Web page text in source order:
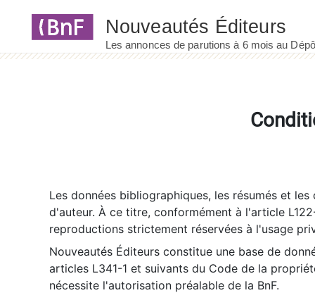
Les données bibliographiques, les résumés et
d'auteur. À ce titre, conformément à l'article
reproductions strictement réservées à l'usage
Nouveautés Éditeurs constitue une base de
articles L341-1 et suivants du Code de la
nécessite l'autorisation préalable de la BnF.